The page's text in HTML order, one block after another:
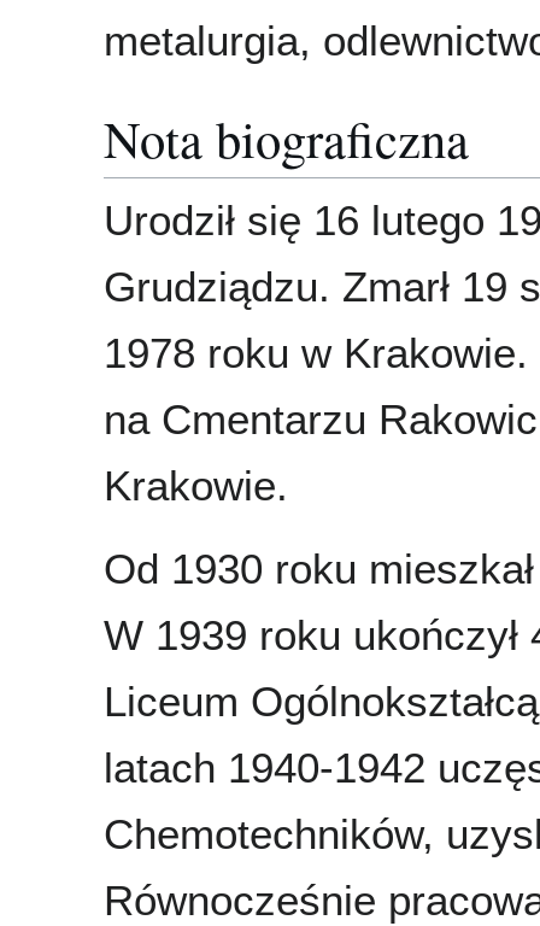
metalurgia,
Nota biograficzna
Urodził się 16 lutego
Grudziądzu. Zmarł 19
1978 roku w
na Cmentarzu
Krakowie.
Od 1930 roku
W 1939 roku ukończył
Liceum
latach 1940-1942
Chemotechników,
Równocześnie